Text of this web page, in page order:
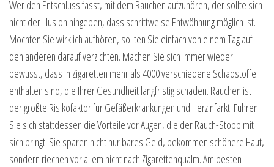
Wer den Entschluss fasst, mit dem Rauchen aufzuhören, der sollte sich
nicht der Illusion hingeben, dass schrittweise Entwöhnung möglich ist.
Möchten Sie wirklich aufhören, sollten Sie einfach von einem Tag auf
den anderen darauf verzichten. Machen Sie sich immer wieder
bewusst, dass in Zigaretten mehr als 4000 verschiedene Schadstoffe
enthalten sind, die Ihrer Gesundheit langfristig schaden. Rauchen ist
der größte Risikofaktor für Gefäßerkrankungen und Herzinfarkt. Führen
Sie sich stattdessen die Vorteile vor Augen, die der Rauch-Stopp mit
sich bringt. Sie sparen nicht nur bares Geld, bekommen schönere Haut,
sondern riechen vor allem nicht nach Zigarettenqualm. Am besten